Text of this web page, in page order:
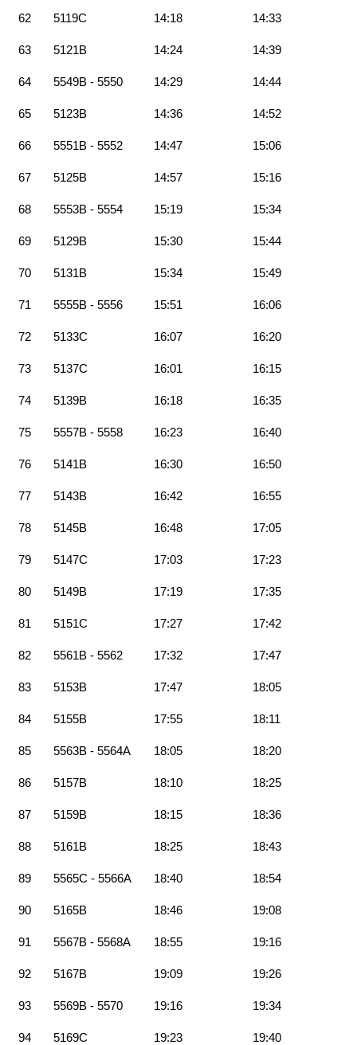
62 5119C 14:18 14:33
63 5121B 14:24 14:39
64 5549B - 5550 14:29 14:44
65 5123B 14:36 14:52
66 5551B - 5552 14:47 15:06
67 5125B 14:57 15:16
68 5553B - 5554 15:19 15:34
69 5129B 15:30 15:44
70 5131B 15:34 15:49
71 5555B - 5556 15:51 16:06
72 5133C 16:07 16:20
73 5137C 16:01 16:15
74 5139B 16:18 16:35
75 5557B - 5558 16:23 16:40
76 5141B 16:30 16:50
77 5143B 16:42 16:55
78 5145B 16:48 17:05
79 5147C 17:03 17:23
80 5149B 17:19 17:35
81 5151C 17:27 17:42
82 5561B - 5562 17:32 17:47
83 5153B 17:47 18:05
84 5155B 17:55 18:11
85 5563B - 5564A 18:05 18:20
86 5157B 18:10 18:25
87 5159B 18:15 18:36
88 5161B 18:25 18:43
89 5565C - 5566A 18:40 18:54
90 5165B 18:46 19:08
91 5567B - 5568A 18:55 19:16
92 5167B 19:09 19:26
93 5569B - 5570 19:16 19:34
94 5169C 19:23 19:40